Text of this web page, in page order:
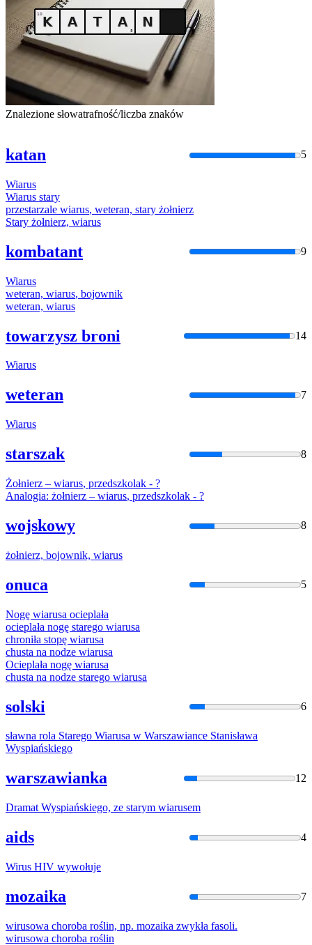
Znalezione słowatrafność/liczba znaków
katan 5
Wiarus
Wiarus stary
przestarzale wiarus, weteran, stary żołnierz
Stary żołnierz, wiarus
kombatant 9
Wiarus
weteran, wiarus, bojownik
weteran, wiarus
towarzysz broni 14
Wiarus
weteran 7
Wiarus
starszak 8
Żołnierz – wiarus, przedszkolak - ?
Analogia: żołnierz – wiarus, przedszkolak - ?
wojskowy 8
żołnierz, bojownik, wiarus
onuca 5
Nogę wiarusa ocieplała
ocieplała nogę starego wiarusa
chroniła stopę wiarusa
chusta na nodze wiarusa
Ocieplała nogę wiarusa
chusta na nodze starego wiarusa
solski 6
sławna rola Starego Wiarusa w Warszawiance Stanisława
Wyspiańskiego
warszawianka 12
Dramat Wyspiańskiego, ze starym wiarusem
aids 4
Wirus HIV wywołuje
mozaika 7
wirusowa choroba roślin, np. mozaika zwykła fasoli.
wirusowa choroba roślin